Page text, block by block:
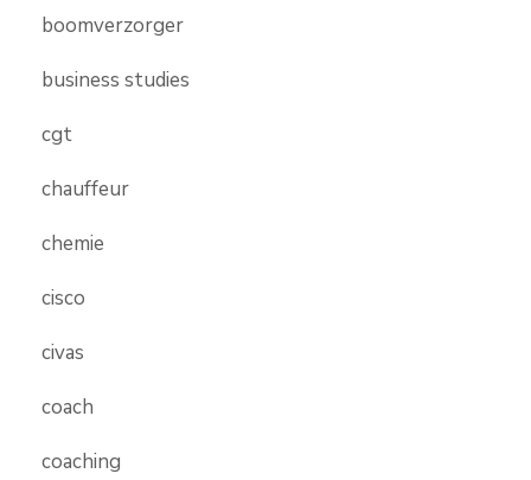
boomverzorger
business studies
cgt
chauffeur
chemie
cisco
civas
coach
coaching